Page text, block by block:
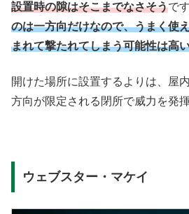
設置時の隙はそこまでなさそうで
のは一方向だけなので、うまく使
まれて撃たれてしまう可能性は高
開けた場所に設置するよりは、屋
方向が限定される閉所で威力を発
ウェブスター・マケイ